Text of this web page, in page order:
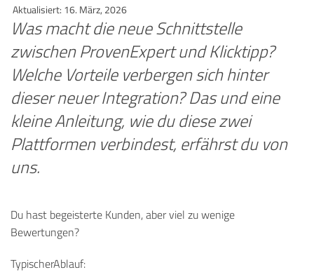
Aktualisiert: 16. März, 2026
Was macht die neue Schnittstelle
zwischen ProvenExpert und Klicktipp?
Welche Vorteile verbergen sich hinter
dieser neuer Integration? Das und eine
kleine Anleitung, wie du diese zwei
Plattformen verbindest, erfährst du von
uns.
Du hast begeisterte Kunden, aber viel zu wenige
Bewertungen?
TypischerAblauf: